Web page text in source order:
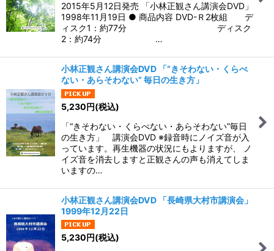
2015年5月12日発売 「小林正観さん講演会DVD」
1998年11月19日 ● 商品内容 DVD-Ｒ2枚組 デ
ィスク1：約77分 ディスク
2：約74分 …
小林正観さん講演会DVD 「“きそわない・くらべ
ない・あらそわない” 毎日の生き方」
5,230円(税込)
「“きそわない・くらべない・あらそわない”毎日
の生き方」 講演会DVD ※録音時にノイズ音が入
っています。再生機器の状況にもよりますが、 ノ
イズ音を消去しますと正観さんの声も消えてしま
いますの…
小林正観さん講演会DVD 「長崎県大村市講演会」
1999年12月22日
5,230円(税込)